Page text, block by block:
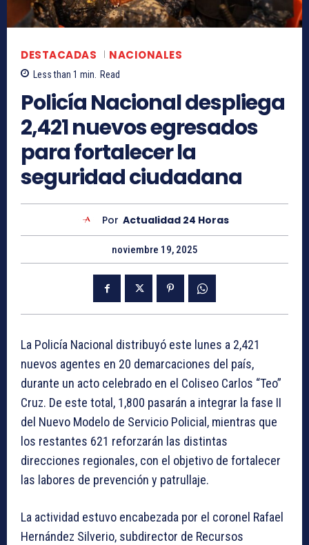
DESTACADAS NACIONALES
Less than 1 min. Read
Policía Nacional despliega
2,421 nuevos egresados
para fortalecer la
seguridad ciudadana
Por Actualidad 24 Horas
noviembre 19, 2025
La Policía Nacional distribuyó este lunes a 2,421
nuevos agentes en 20 demarcaciones del país,
durante un acto celebrado en el Coliseo Carlos “Teo”
Cruz. De este total, 1,800 pasarán a integrar la fase II
del Nuevo Modelo de Servicio Policial, mientras que
los restantes 621 reforzarán las distintas
direcciones regionales, con el objetivo de fortalecer
las labores de prevención y patrullaje.
La actividad estuvo encabezada por el coronel Rafael
Hernández Silverio, subdirector de Recursos